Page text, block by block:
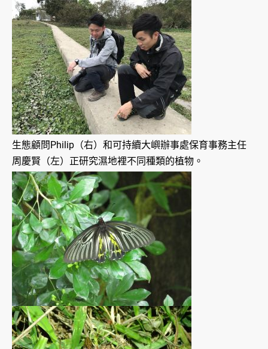
生態顧問Philip（右）和可持續大嶼辦事處保育事務主任
周慶賢（左）正研究濕地裡不同種類的植物。